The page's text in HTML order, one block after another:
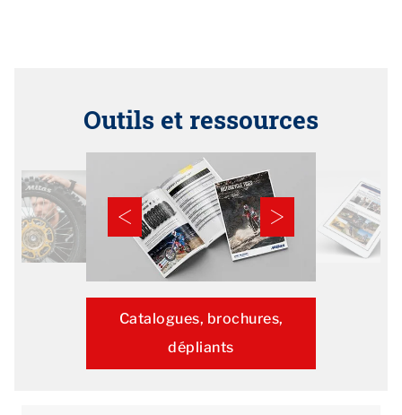
Outils et ressources
Catalogues, brochures,
dépliants